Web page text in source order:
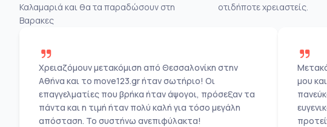
Καλαμαριά και θα τα παραδώσουν στη
Βαρακες
οτιδήποτε χρειαστείς.
Χρειαζόμουν μετακόμιση από Θεσσαλονίκη στην
Αθήνα και το move123.gr ήταν σωτήριο! Οι
επαγγελματίες που βρήκα ήταν άψογοι, πρόσεξαν τα
πάντα και η τιμή ήταν πολύ καλή για τόσο μεγάλη
απόσταση. Το συστήνω ανεπιφύλακτα!
μου